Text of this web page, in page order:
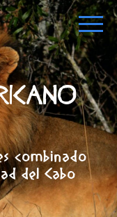
combinado
del Cabo